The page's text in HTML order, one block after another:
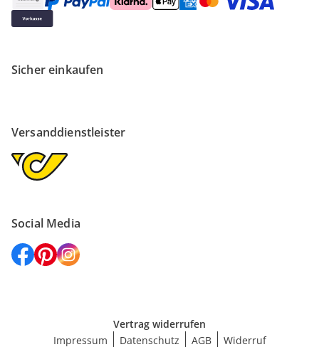
Sicher einkaufen
Versanddienstleister
Social Media
Vertrag widerrufen
Impressum
Datenschutz AGB
Widerruf